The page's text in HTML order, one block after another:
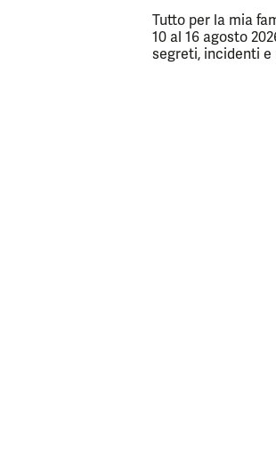
Tutto per la mia
10 al 16 agosto
segreti, incidenti e